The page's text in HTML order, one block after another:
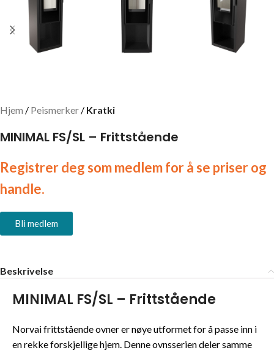
Hjem Peismerker Kratki
MINIMAL FS/SL – Frittstående
Registrer deg som medlem for å se priser og
handle.
Bli medlem
Beskrivelse
MINIMAL FS/SL – Frittstående
Norvai frittstående ovner er nøye utformet for å passe inn i
en rekke forskjellige hjem. Denne ovnsserien deler samme